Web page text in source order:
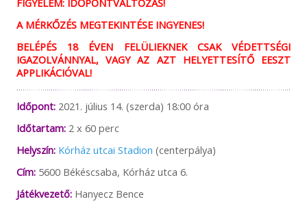
A MÉRKŐZÉS MEGTEKINTÉSE INGYENES!
BELÉPÉS 18 ÉVEN FELÜLIEKNEK CSAK VÉDETTSÉGI
IGAZOLVÁNNYAL, VAGY AZ AZT HELYETTESÍTŐ EESZT
APPLIKÁCIÓVAL!
Időpont:2021. július 14. (szerda) 18:00 óra
Időtartam:2 x 60 perc
Helyszín: Kórház utcai Stadion (centerpálya)
Cím:5600 Békéscsaba, Kórház utca 6.
Játékvezető:Hanyecz Bence